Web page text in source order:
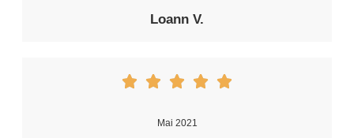
Loann V.
Mai 2021